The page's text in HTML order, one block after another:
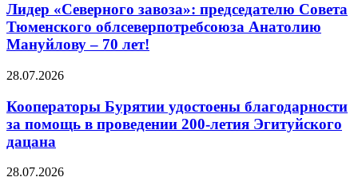
Лидер «Северного завоза»: председателю Совета
Тюменского облсеверпотребсоюза Анатолию
Мануйлову – 70 лет!
28.07.2026
Кооператоры Бурятии удостоены благодарности
за помощь в проведении 200-летия Эгитуйского
дацана
28.07.2026